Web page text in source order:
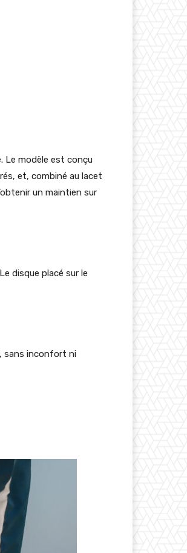
Le modèle est conçu
et, combiné au lacet
un maintien sur
disque placé sur le
sans inconfort ni